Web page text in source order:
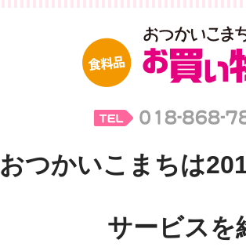
おつかいこまちは
サービスを